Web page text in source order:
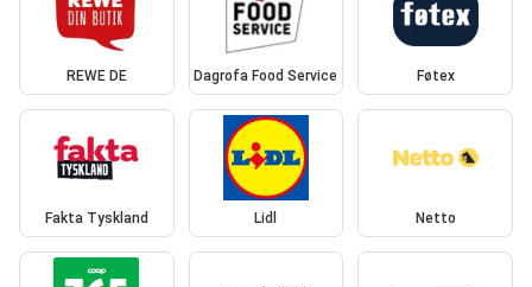
REWE DE Dagrofa Food Service Føtex
Fakta Tyskland Lidl Netto